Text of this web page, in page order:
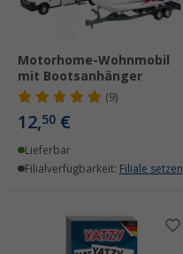
Motorhome-Wohnmobil
mit Bootsanhänger
(9)
12,50 €
Lieferbar
Filialverfügbarkeit: Filiale setzen